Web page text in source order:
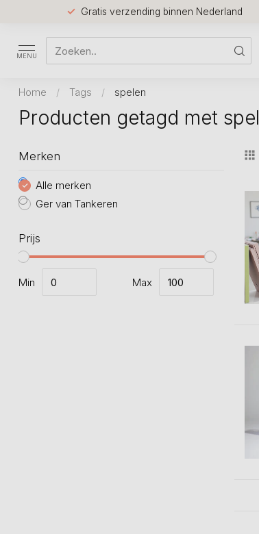
Gratis verzending binnen Nederland
MENU
Home / Tags / spelen
Producten getagd met
Merken
Alle merken
Ger van Tankeren
Prijs
Min Max